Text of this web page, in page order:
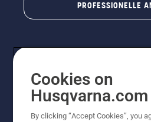
PROFESSIONELLE
Cookies on
Husqvarna.com
By clicking “Accept Cookies”, you